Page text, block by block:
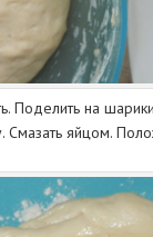
Поделить на
яйцом.